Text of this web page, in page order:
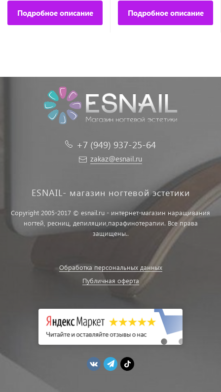
Подробное описание Подробное описание
+7 (949) 937-25-64
zakaz@esnail.ru
ESNAIL- магазин ногтевой эстетики
Copyright 2005-2017 © esnail.ru - интернет-магазин наращивания
ногтей, ресниц, депиляции,парафинотерапии. Все права
защищены..
Обработка персональных данных
Публичная оферта